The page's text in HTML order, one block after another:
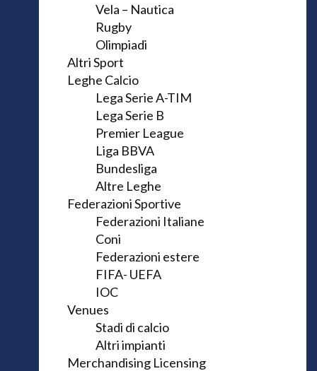
Vela – Nautica
Rugby
Olimpiadi
Altri Sport
Leghe Calcio
Lega Serie A-TIM
Lega Serie B
Premier League
Liga BBVA
Bundesliga
Altre Leghe
Federazioni Sportive
Federazioni Italiane
Coni
Federazioni estere
FIFA- UEFA
IOC
Venues
Stadi di calcio
Altri impianti
Merchandising Licensing